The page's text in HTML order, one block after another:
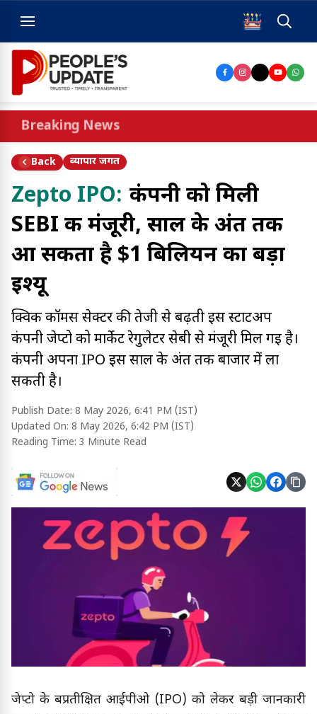
Breaking News
Back व्यापार जगत
Zepto IPO: कंपनी को मिली
SEBI की मंजूरी, साल के अंत तक
आ सकता है $1 बिलियन का बड़ा
इश्यू
क्विक कॉमर्स सेक्टर की तेजी से बढ़ती इस स्टार्टअप
कंपनी जेप्टो को मार्केट रेगुलेटर सेबी से मंजूरी मिल गई है।
कंपनी अपना IPO इस साल के अंत तक बाजार में ला
सकती है।
Publish Date: 8 May 2026, 6:41 PM (IST)
Updated On: 8 May 2026, 6:42 PM (IST)
Reading Time: 3 Minute Read
जेप्टो के बहुप्रतीक्षित आईपीओ (IPO) को लेकर बड़ी जानकारी